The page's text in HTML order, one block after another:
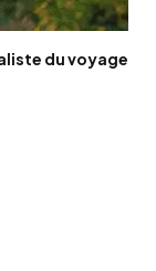
du voyage